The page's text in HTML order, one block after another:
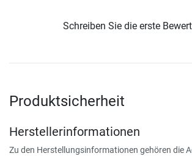
Schreiben Sie die erste
Produktsicherheit
Herstellerinformationen
Zu den Herstellungsinformationen gehören die